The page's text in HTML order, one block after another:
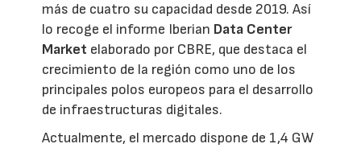
más de cuatro su capacidad desde 2019. Así
lo recoge el informe Iberian Data Center
Market elaborado por CBRE, que destaca el
crecimiento de la región como uno de los
principales polos europeos para el desarrollo
de infraestructuras digitales.
Actualmente, el mercado dispone de 1,4 GW